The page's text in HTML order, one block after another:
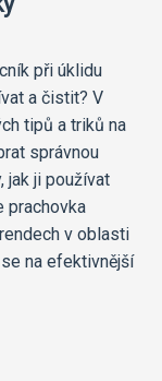
při úklidu
a čistit? V
tipů a triků na
správnou
jak ji používat
prachovka
v oblasti
na efektivnější